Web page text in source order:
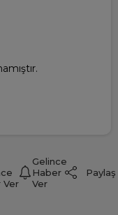
Ver
Gelince
Haber
Ver
Paylaş